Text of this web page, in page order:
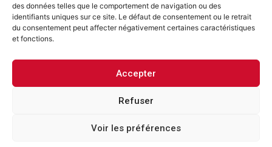
des données telles que le comportement de navigation ou des
identifiants uniques sur ce site. Le défaut de consentement ou le retrait
du consentement peut affecter négativement certaines caractéristiques
et fonctions.
Accepter
Refuser
Voir les préférences
Habla con nosotros
Torrent Closures · Tous droits réservés ·